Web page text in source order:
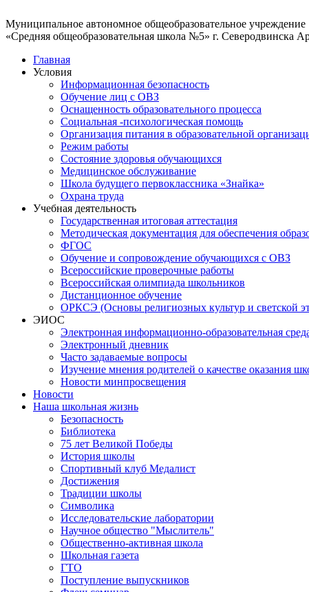
Муниципальное автономное общеобразовательное учреждение
«Средняя общеобразовательная школа №5» г. Северодвинска
Главная
Условия
Информационная безопасность
Обучение лиц с ОВЗ
Оснащенность образовательного процесса
Социальная -психологическая помощь
Организация питания в образовательной
Режим работы
Состояние здоровья обучающихся
Медицинское обслуживание
Школа будущего первоклассника «Знайка»
Охрана труда
Учебная деятельность
Государственная итоговая аттестация
Методическая документация для обеспечения
ФГОС
Обучение и сопровождение обучающихся с ОВЗ
Всероссийские проверочные работы
Всероссийская олимпиада школьников
Дистанционное обучение
ОРКСЭ (Основы религиозных культур и светской
ЭИОС
Электронная информационно-образовательная
Электронный дневник
Часто задаваемые вопросы
Изучение мнения родителей о качестве оказания
Новости минпросвещения
Новости
Наша школьная жизнь
Безопасность
Библиотека
75 лет Великой Победы
История школы
Спортивный клуб Медалист
Достижения
Традиции школы
Символика
Исследовательские лаборатории
Научное общество "Мыслитель"
Общественно-активная школа
Школьная газета
ГТО
Поступление выпускников